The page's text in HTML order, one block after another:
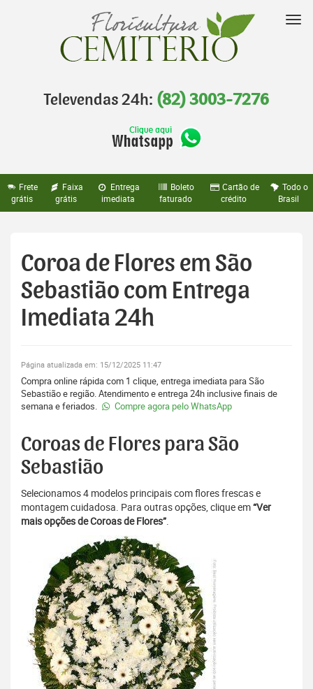
Televendas 24h: (82) 3003-7276
Frete
grátis
Faixa
grátis
Entrega
imediata
Boleto
faturado
Cartão de
crédito
Todo o
Brasil
Coroa de Flores em São
Sebastião com Entrega
Imediata 24h
Página atualizada em: 15/12/2025 11:47
Compra online rápida com 1 clique, entrega imediata para São
Sebastião e região. Atendimento e entrega 24h inclusive finais de
semana e feriados.
Compre agora pelo WhatsApp
Coroas de Flores para São
Sebastião
Selecionamos 4 modelos principais com flores frescas e
montagem cuidadosa. Para outras opções, clique em“Ver
mais opções de Coroas de Flores”.